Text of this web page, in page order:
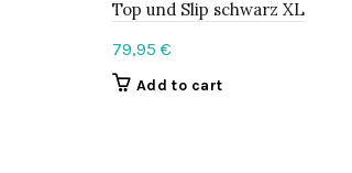
Top und Slip schwarz XL
79,95 €
Add to cart